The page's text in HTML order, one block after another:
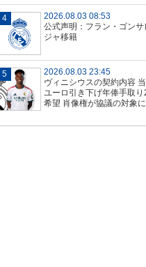
2026.08.03 08:53
公式声明：フラン・ゴンサ
ジャ移籍
2026.08.03 23:45
ヴィニシウスの契約内容
ユーロ引き下げ年俸手取
希望 肖像権が協議の対象に